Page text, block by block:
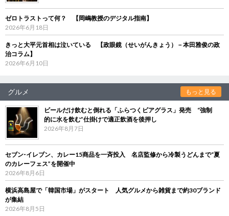
ゼロトラストって何？ 【岡嶋教授のデジタル指南】
2026年6月18日
きっと大平元首相は泣いている 【政眼鏡（せいがんきょう）－本田雅俊の政
治コラム】
2026年6月10日
グルメ もっと見る
ビールだけ飲むと倒れる「ふらつくビアグラス」発売 “強制
的に水を飲む”仕掛けで適正飲酒を後押し
2026年8月7日
セブン‐イレブン、カレー15商品を一斉投入 名店監修から冷製うどんまで“夏
のカレーフェス”を開催中
2026年8月6日
横浜高島屋で「韓国市場」がスタート 人気グルメから雑貨まで約30ブランド
が集結
2026年8月5日